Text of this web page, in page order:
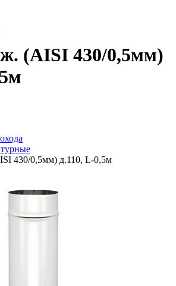
(AISI 430/0,5мм)
430/0,5мм) д.110, L-0,5м